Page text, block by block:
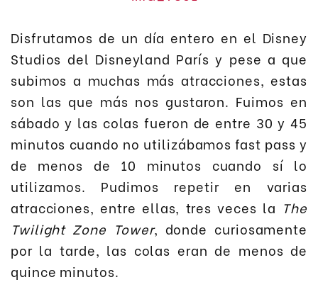
Disfrutamos de un día entero en el Disney
Studios del Disneyland París y pese a que
subimos a muchas más atracciones, estas
son las que más nos gustaron. Fuimos en
sábado y las colas fueron de entre 30 y 45
minutos cuando no utilizábamos fast pass y
de menos de 10 minutos cuando sí lo
utilizamos. Pudimos repetir en varias
atracciones, entre ellas, tres veces la The
Twilight Zone Tower, donde curiosamente
por la tarde, las colas eran de menos de
quince minutos.